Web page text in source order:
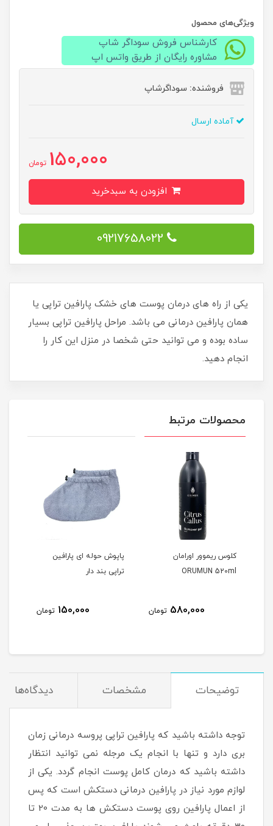
ویژگی‌های محصول
کارشناس فروش سوداگر شاپ
مشاوره رایگان از طریق واتس اپ
فروشنده: سوداگرشاپ
آماده ارسال
150,000 تومان
09217658022
یکی از راه های درمان پوست های خشک پارافین تراپی یا
همان پارافین درمانی می باشد. مراحل پارافین تراپی بسیار
ساده بوده و می توانید حتی شخصا در منزل این کار را
انجام دهید.
محصولات مرتبط
کلوس ریموور اورامان
ORUMUN 520ml
580,000 تومان
پاپوش حوله ای پارافین
تراپی بند دار
150,000 تومان
توضیحات مشخصات دیدگاه‌ها
توجه داشته باشید که پارافین تراپی پروسه درمانی زمان
بری دارد و تنها با انجام یک مرجله نمی توانید انتظار
داشته باشید که درمان کامل پوست انجام گردد. یکی از
لوازم مورد نیاز در پارافین درمانی دستکش است که پس
از اعمال پارافین روی پوست دستکش ها به مدت 20 تا